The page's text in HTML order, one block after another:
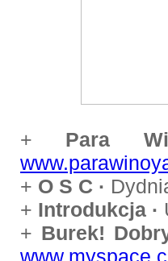
+ Para
+ O S C ·
+ Introdukcja ·
+ Burek!